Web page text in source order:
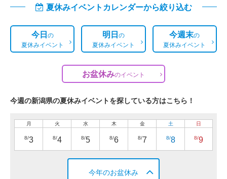
夏休みイベントカレンダーから絞り込む
今日の
夏休みイベント
明日の
夏休みイベント
今週末の
夏休みイベント
お盆休みのイベント
今週の新潟県の夏休みイベントを探している方はこちら！
月
8/3
火
8/4
水
8/5
木
8/6
金
8/7
土
8/8
日
8/9
今年のお盆休み